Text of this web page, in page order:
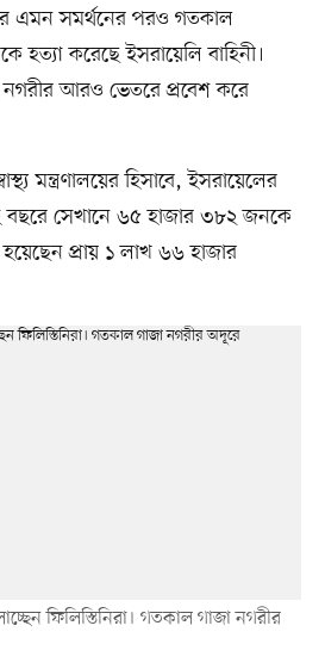
এমন সমর্থনের পরও গতকাল
করেছে ইসরায়েলি বাহিনী।
নগরীর আরও ভেতরে প্রবেশ করে
মন্ত্রণালয়ের হিসাবে, ইসরায়েলের
বছরে সেখানে ৬৫ হাজার ৩৮২ জনকে
প্রায় ১ লাখ ৬৬ হাজার
ফিলিস্তিনিরা। গতকাল গাজা নগরীর